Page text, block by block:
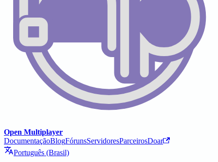
Open Multiplayer
DocumentaçãoBlogFórunsServidoresParceirosDoar
Português (Brasil)